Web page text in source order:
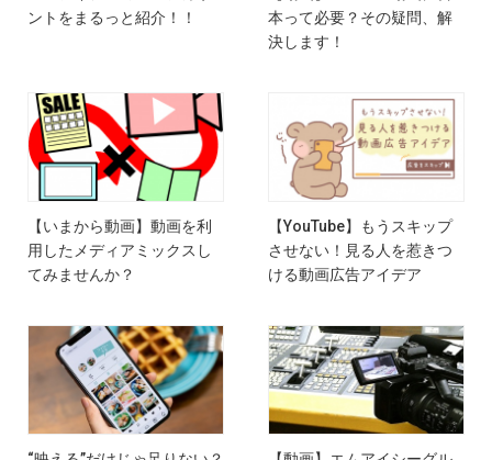
ントをまるっと紹介！！
本って必要？その疑問、解
決します！
【いまから動画】動画を利
用したメディアミックスし
てみませんか？
【YouTube】もうスキップ
させない！見る人を惹きつ
ける動画広告アイデア